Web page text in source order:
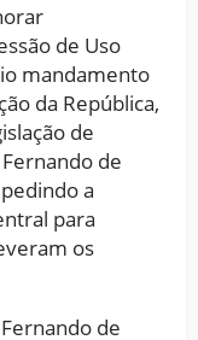
de Uso
mandamento
da República,
de
de
a
para
os
de